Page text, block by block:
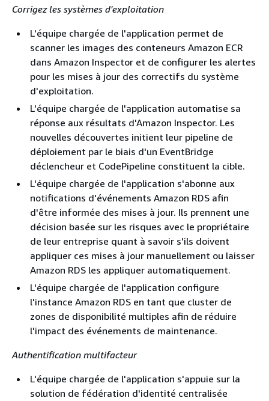
Corrigez les systèmes d'exploitation
L'équipe chargée de l'application permet de
scanner les images des conteneurs Amazon ECR
dans Amazon Inspector et de configurer les alertes
pour les mises à jour des correctifs du système
d'exploitation.
L'équipe chargée de l'application automatise sa
réponse aux résultats d'Amazon Inspector. Les
nouvelles découvertes initient leur pipeline de
déploiement par le biais d'un EventBridge
déclencheur et CodePipeline constituent la cible.
L'équipe chargée de l'application s'abonne aux
notifications d'événements Amazon RDS afin
d'être informée des mises à jour. Ils prennent une
décision basée sur les risques avec le propriétaire
de leur entreprise quant à savoir s'ils doivent
appliquer ces mises à jour manuellement ou laisser
Amazon RDS les appliquer automatiquement.
L'équipe chargée de l'application configure
l'instance Amazon RDS en tant que cluster de
zones de disponibilité multiples afin de réduire
l'impact des événements de maintenance.
Authentification multifacteur
L'équipe chargée de l'application s'appuie sur la
solution de fédération d'identité centralisée